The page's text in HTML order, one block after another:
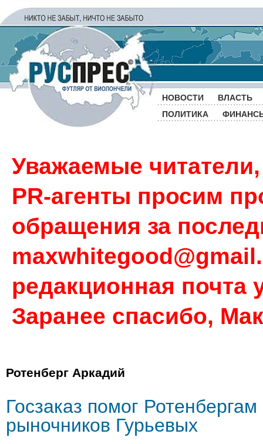
НОВОСТИ
ВЛАСТЬ
ПОЛИТИКА
Уважаемые
PR-агенты просим
обращения за
редакционная почта
Заранее спасибо,
Ротенберг Аркадий
Госзаказ помог
рыночников Гурьевых